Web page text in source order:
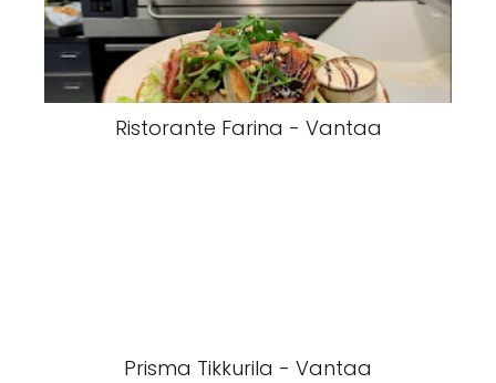
Ristorante Farina - Vantaa
Prisma Tikkurila - Vantaa